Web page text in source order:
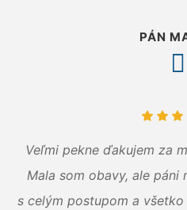
PÁN
Veľmi pekne ďakujem za
Mala som obavy, ale
s celým postupom a